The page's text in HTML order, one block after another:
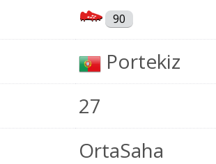
90
Portekiz
27
OrtaSaha